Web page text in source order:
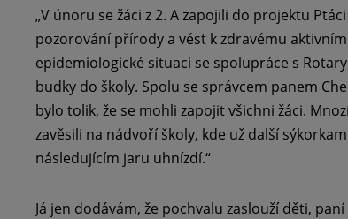
„V únoru se žáci z 2. A zapojili do projektu
pozorování přírody a vést k zdravému
epidemiologické situaci se spolupráce s
budky do školy. Spolu se správcem panem
bylo tolik, že se mohli zapojit všichni žáci.
zavěsili na nádvoří školy, kde už další
následujícím jaru uhnízdí.“
Já jen dodávám, že pochvalu zaslouží děti,